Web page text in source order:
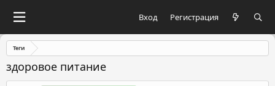
Вход Регистрация
Теги
здоровое питание